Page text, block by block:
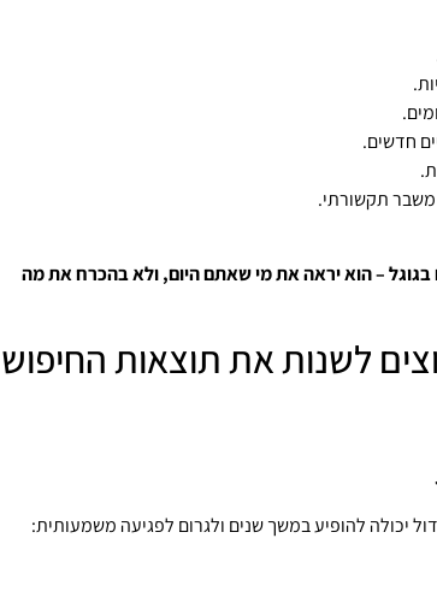
חדשים.
משבר תקשורתי.
– הוא יראה את מי שאתם היום, ולא בהכרח את מה
לשנות את תוצאות החיפוש
יכולה להופיע במשך שנים ולגרום לפגיעה משמעותית: